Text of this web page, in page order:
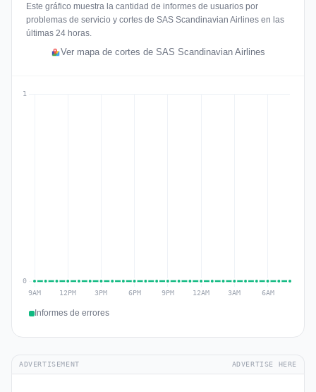
Este gráfico muestra la cantidad de informes de usuarios por
problemas de servicio y cortes de SAS Scandinavian Airlines en las
últimas 24 horas.
Ver mapa de cortes de SAS Scandinavian Airlines
Informes de errores
ADVERTISEMENT ADVERTISE HERE